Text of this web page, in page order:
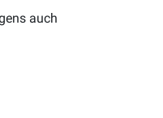
auch